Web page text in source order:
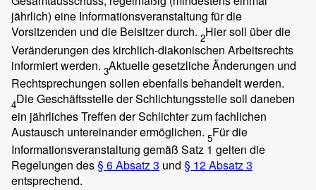
jährlich) eine Informationsveranstaltung für die
Vorsitzenden und die Beisitzer durch. 2Hier soll über die
Veränderungen des kirchlich-diakonischen Arbeitsrechts
informiert werden. 3Aktuelle gesetzliche Änderungen und
Rechtsprechungen sollen ebenfalls behandelt werden.
4Die Geschäftsstelle der Schlichtungsstelle soll daneben
ein jährliches Treffen der Schlichter zum fachlichen
Austausch untereinander ermöglichen. 5Für die
Informationsveranstaltung gemäß Satz 1 gelten die
Regelungen des§ 6 Absatz 3 und § 12 Absatz 3
entsprechend.